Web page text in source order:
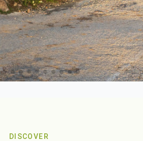
DISCOVER